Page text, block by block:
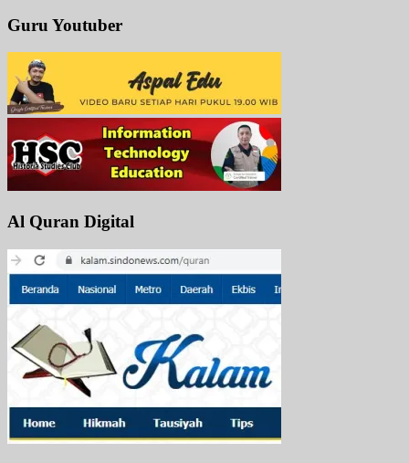
Guru Youtuber
Al Quran Digital